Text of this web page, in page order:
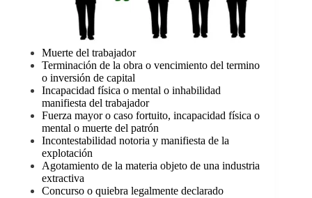
Muerte del trabajador
Terminación de la obra o vencimiento del termino
o inversión de capital
Incapacidad física o mental o inhabilidad
manifiesta del trabajador
Fuerza mayor o caso fortuito, incapacidad física o
mental o muerte del patrón
Incontestabilidad notoria y manifiesta de la
explotación
Agotamiento de la materia objeto de una industria
extractiva
Concurso o quiebra legalmente declarado